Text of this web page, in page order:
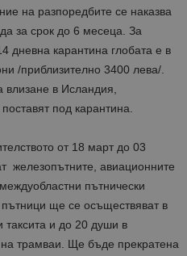
на разпоредбите се наказва
за срок до 6 месеца. За
дневна карантина глобата е в
/приблизително 3400 лева/.
влизане в Исландия,
под карантина.
от 18 март до 03
железопътните, авиационните
пътнически
пътници ще се осъществяват в
и до 20 души в
на трамваи. Ще бъде прекратена